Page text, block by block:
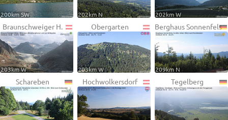
200km SW 202km N 202km W
Braunschweiger H.
203km W
Obergarten
203km W
Berghaus Sonnenfels
209km N
Schareben Hochwolkersdorf Tegelberg